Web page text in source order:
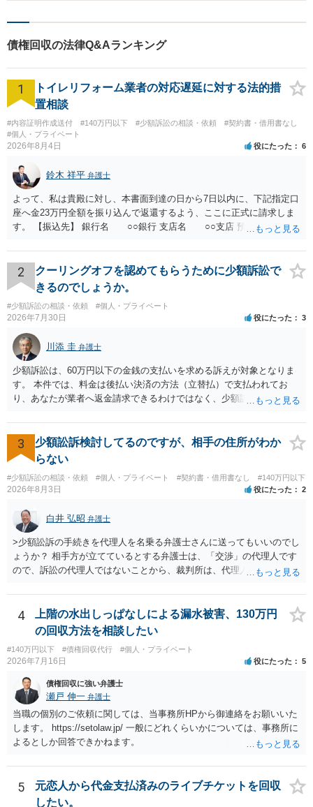
す。 元本のみ返済を受けるというご対応でよろしいかと思います。
債権回収の法律Q&Aランキング
1
トイレリフォーム業者の対応遅延に対する法的措
置相談
#内容証明作成送付 #140万円以下 #少額訴訟の相談・依頼
#契約書・借用書なし
#個人・プライベート
2026年8月4日 役にたった 6
鈴木 祥平 弁護士
よって、私は貴殿に対し、本書面到達の日から7日以内に、下記指定口
座へ金23万円全額を振り込んで返還するよう、ここに正式に請求しま
す。 【振込先】 銀行名 ○○銀行 支店名 ○○支店 預金種別 普通
されない場合には、貴殿には任意に返金する意思がないものと判断
し、やむを得ず、返還金23万円及びこれに対する遅延損害金の支払い
を求める民事訴訟、支払督促その他必要な法的手続を直ちに講じま
す。 その際には、訴訟に要する費用その他法令上認められる金員につ
いても併せて請求する予定ですので、あらかじめ申し添えます。 本件
は、貴殿自らが契約を解約したことによって生じた返還義務の履行を
求めるものにすぎません。貴殿の仕入先との取引関係や返金時期など
の内部事情は、私に対する返還義務の発生や履行時期には何ら影響を
及ぼすものではありません。 これ以上、本件の解決を不必要に遅延さ
せることなく、誠意をもって速やかに返金手続を履行されるよう、強
く求めます。 以上
2
クーリングオフを認めてもらうために少額訴訟で
きるのでしょうか。
#少額訴訟の相談・依頼 #個人・プライベート
2026年7月30日 役にたった 3
川添 圭 弁護士
少額訴訟は、60万円以下の金銭の支払いを求める訴えが対象となりま
す。 本件では、料金は後払い決済の方法（立替払）で支払われてお
り、あなたが業者へ返金請求できるわけではなく、少額訴訟は使えな
在確認請求訴訟を提起することも考えられますが、まずは後払い決済
業者へ（原契約のクーリング・オフの証拠の写しとともに）支払拒絶
の通知書を送り、もし訴訟や支払督促を行ってきた場合には全面的に
争う、というやり方がベターではないかと思います。弁護士会の相談
センター等で、消費者問題に強い弁護士（消費者保護委員会に所属し
ているなど）へ相談されることをお勧めします。
3
少額訟訴検討してるのですが、相手の住所がわか
らない
#少額訴訟の相談・依頼 #個人・プライベート #契約書・借用書なし #140万円以下
2026年8月3日 役にたった 2
白井 弘昭 弁護士
>少額訟訴の手続きを代理人を名乗る弁護士さんに送ってもいいのでし
ょうか？ 相手方が立てているとする弁護士は、「交渉」の代理人です
ので、訴訟の代理人ではないことから、裁判所は、代理人宛ての訴状
ている場合は、相手方（被告）の住所で訴状を作成提出し、裁判所に
代理人が就いていたことを知らせると（訴状の記載内容から明らかな
場合も）、裁判所が当該代理人弁護士に事前連絡し、引き続き訴訟も
受任するかを聞いたうえで、受任の意志が明らかになったところで、
直接被告に送達するのではなく、代理人に訴状の受領を促すこともあ
ります。 ラインのやり取りでしか証拠がないと、実際の本人性が明ら
かではありません。もちろん弁護士（２０万円の請求で代理人弁護士
に委任するかも疑わしいのですが）も住所は明らかにしないでしょ
う。 何か本人を示す事実（振込先などの情報）から、相手の住所等の
情報を割り出していくしかないように思えます。 以上、ご参考まで。
4
上階の水出しっぱなしによる漏水被害、130万円
の回収方法を相談したい
#140万円以下 #債権回収代行 #個人・プライベート
2026年7月16日 役にたった 5
債権回収に強い弁護士
瀬戸 伸一 弁護士
当職の個別のご依頼に関しては、当事務所HPから御連絡をお願いいた
します。 https://setolaw.jp/ 一般にどれくらいかについては、事務所に
よるとしか回答できかねます。
5
元恋人から代金支払済みのライブチケットを回収
したい。